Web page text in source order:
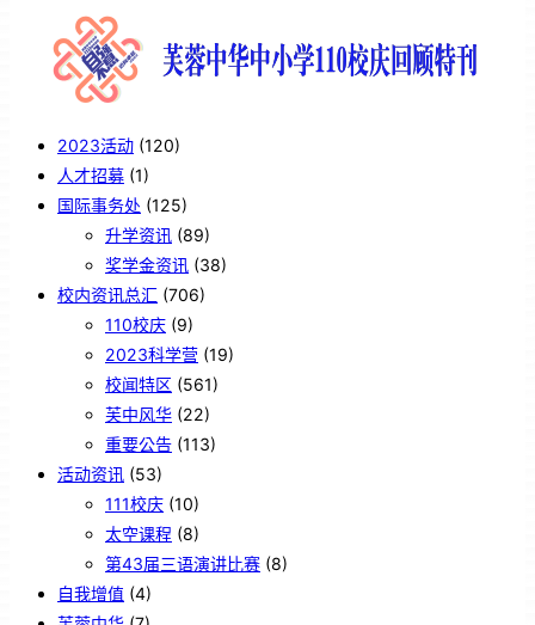
2023活动 (120)
人才招募 (1)
国际事务处 (125)
升学资讯 (89)
奖学金资讯 (38)
校内资讯总汇 (706)
110校庆 (9)
2023科学营 (19)
校闻特区 (561)
芙中风华 (22)
重要公告 (113)
活动资讯 (53)
111校庆 (10)
太空课程 (8)
第43届三语演讲比赛 (8)
自我增值 (4)